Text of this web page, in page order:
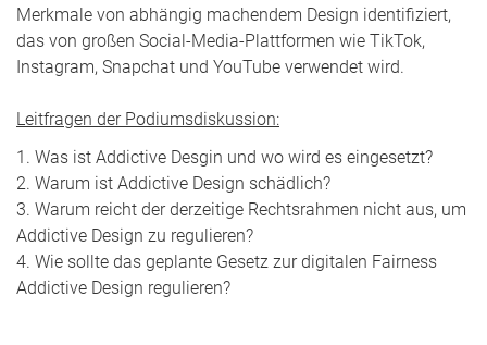
Merkmale von abhängig machendem Design identifiziert,
das von großen Social-Media-Plattformen wie TikTok,
Instagram, Snapchat und YouTube verwendet wird.
Leitfragen der Podiumsdiskussion:
1. Was ist Addictive Desgin und wo wird es eingesetzt?
2. Warum ist Addictive Design schädlich?
3. Warum reicht der derzeitige Rechtsrahmen nicht aus, um
Addictive Design zu regulieren?
4. Wie sollte das geplante Gesetz zur digitalen Fairness
Addictive Design regulieren?